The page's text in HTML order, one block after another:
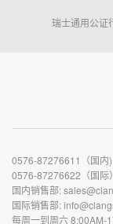
瑞士通用公证
0576-87276611（国内)
0576-87276622（国际）
国内销售部:
国际销售部:
每周一到周六 8:00AM-